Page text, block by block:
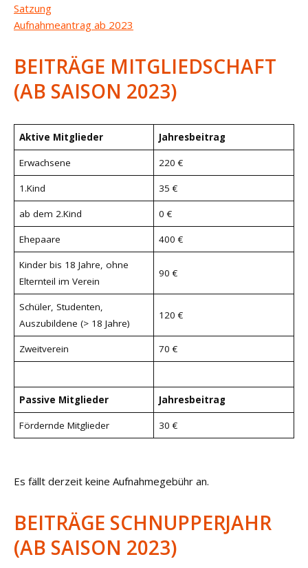
Satzung
Aufnahmeantrag ab 2023
BEITRÄGE MITGLIEDSCHAFT
(AB SAISON 2023)
Aktive Mitglieder Jahresbeitrag
Erwachsene 220 €
1.Kind 35 €
ab dem 2.Kind 0 €
Ehepaare 400 €
Kinder bis 18 Jahre, ohne
Elternteil im Verein
90 €
Schüler, Studenten,
Auszubildene (> 18 Jahre)
120 €
Zweitverein 70 €
Passive Mitglieder Jahresbeitrag
Fördernde Mitglieder 30 €
Es fällt derzeit keine Aufnahmegebühr an.
BEITRÄGE SCHNUPPERJAHR
(AB SAISON 2023)